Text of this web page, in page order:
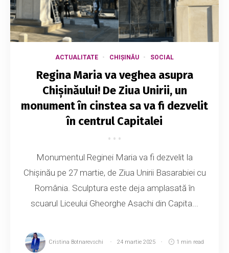
ACTUALITATE CHIȘINĂU SOCIAL
Regina Maria va veghea asupra
Chișinăului! De Ziua Unirii, un
monument în cinstea sa va fi dezvelit
în centrul Capitalei
Monumentul Reginei Maria va fi dezvelit la
Chișinău pe 27 martie, de Ziua Unirii Basarabiei cu
România. Sculptura este deja amplasată în
scuarul Liceului Gheorghe Asachi din Capita...
Cristina Botnarevschi 24 martie 2025 1 min read